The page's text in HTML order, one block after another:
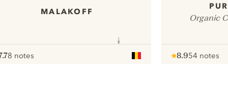
MALAKOFF
8 notes
Organic
8.954 notes